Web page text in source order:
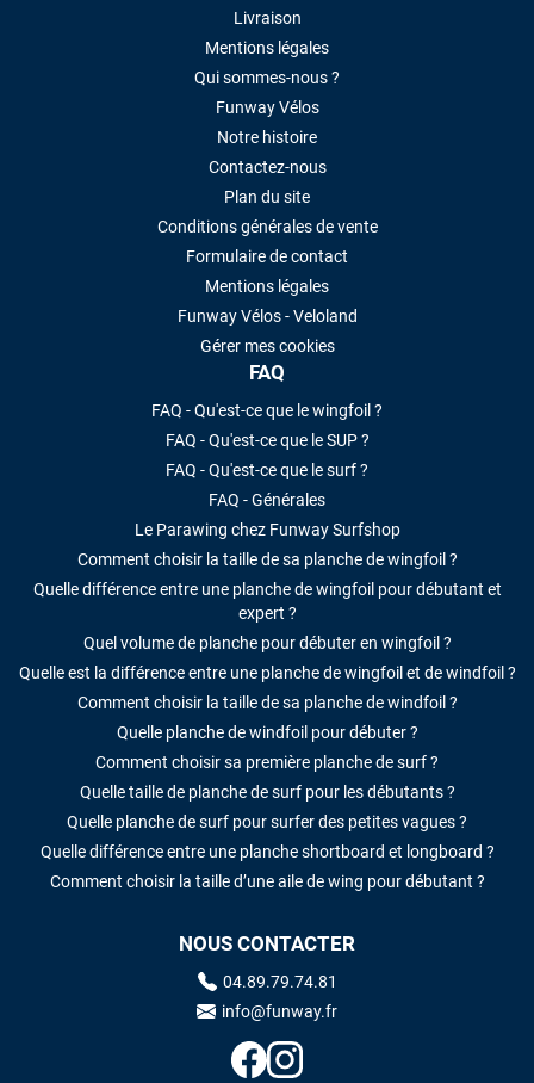
Livraison
Mentions légales
Qui sommes-nous ?
Funway Vélos
Notre histoire
Contactez-nous
Plan du site
Conditions générales de vente
Formulaire de contact
Mentions légales
Funway Vélos - Veloland
Gérer mes cookies
FAQ
FAQ - Qu'est-ce que le wingfoil ?
FAQ - Qu'est-ce que le SUP ?
FAQ - Qu'est-ce que le surf ?
FAQ - Générales
Le Parawing chez Funway Surfshop
Comment choisir la taille de sa planche de wingfoil ?
Quelle différence entre une planche de wingfoil pour débutant et
expert ?
Quel volume de planche pour débuter en wingfoil ?
Quelle est la différence entre une planche de wingfoil et de windfoil ?
Comment choisir la taille de sa planche de windfoil ?
Quelle planche de windfoil pour débuter ?
Comment choisir sa première planche de surf ?
Quelle taille de planche de surf pour les débutants ?
Quelle planche de surf pour surfer des petites vagues ?
Quelle différence entre une planche shortboard et longboard ?
Comment choisir la taille d’une aile de wing pour débutant ?
NOUS CONTACTER
04.89.79.74.81
info@funway.fr